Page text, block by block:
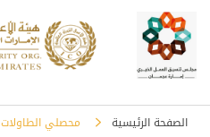
الصفحة الرئيسية محصلي الطاولات